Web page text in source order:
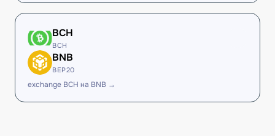
BCH
BCH
BNB
BEP20
exchange BCH на BNB →